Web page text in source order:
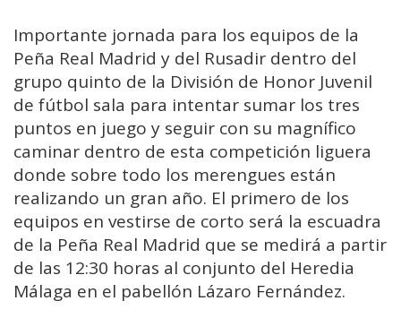
Importante jornada para los equipos de la
Peña Real Madrid y del Rusadir dentro del
grupo quinto de la División de Honor Juvenil
de fútbol sala para intentar sumar los tres
puntos en juego y seguir con su magnífico
caminar dentro de esta competición liguera
donde sobre todo los merengues están
realizando un gran año. El primero de los
equipos en vestirse de corto será la escuadra
de la Peña Real Madrid que se medirá a partir
de las 12:30 horas al conjunto del Heredia
Málaga en el pabellón Lázaro Fernández.